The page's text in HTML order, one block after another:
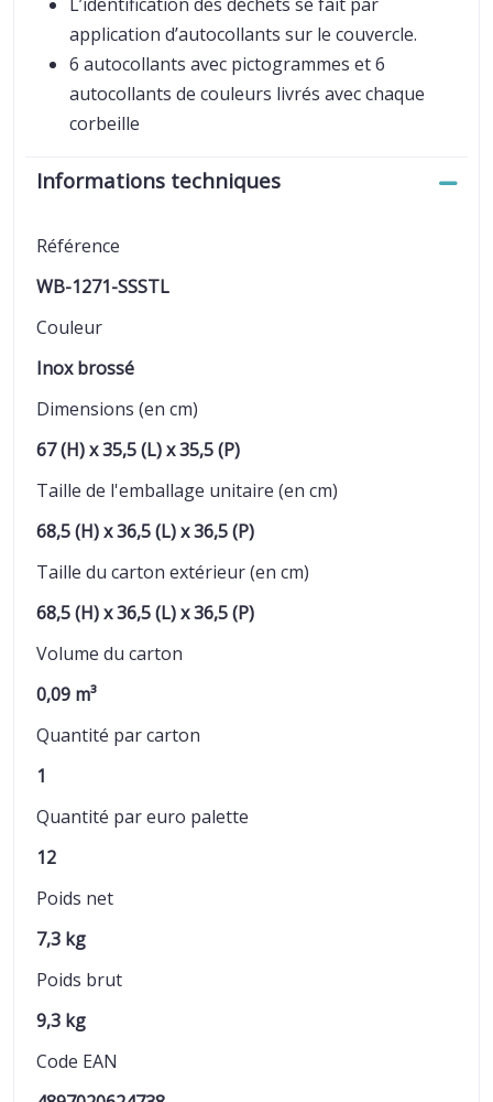
application d’autocollants sur le couvercle.
6 autocollants avec pictogrammes et 6
autocollants de couleurs livrés avec chaque
corbeille
Informations techniques
Référence
WB-1271-SSSTL
Couleur
Inox brossé
Dimensions (en cm)
67 (H) x 35,5 (L) x 35,5 (P)
Taille de l'emballage unitaire (en cm)
68,5 (H) x 36,5 (L) x 36,5 (P)
Taille du carton extérieur (en cm)
68,5 (H) x 36,5 (L) x 36,5 (P)
Volume du carton
0,09 m³
Quantité par carton
1
Quantité par euro palette
12
Poids net
7,3 kg
Poids brut
9,3 kg
Code EAN